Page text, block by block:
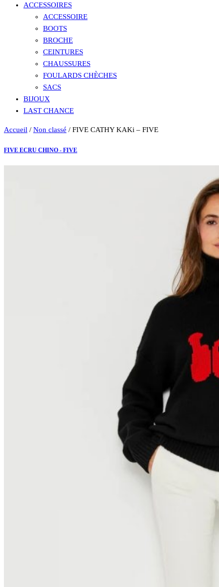
ACCESSOIRES
ACCESSOIRE
BOOTS
BROCHE
CEINTURES
CHAUSSURES
FOULARDS CHÈCHES
SACS
BIJOUX
LAST CHANCE
Accueil / Non classé / FIVE CATHY KAKi – FIVE
FIVE ECRU CHINO - FIVE